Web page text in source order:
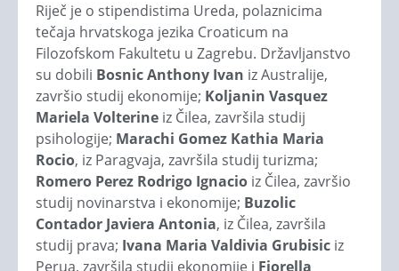
Riječ je o stipendistima Ureda, polaznicima
tečaja hrvatskoga jezika Croaticum na
Filozofskom Fakultetu u Zagrebu. Državljanstvo
su dobili Bosnic Anthony Ivan iz Australije,
završio studij ekonomije; Koljanin Vasquez
Mariela Volterine iz Čilea, završila studij
psihologije; Marachi Gomez Kathia Maria
Rocio, iz Paragvaja, završila studij turizma;
Romero Perez Rodrigo Ignacio iz Čilea, završio
studij novinarstva i ekonomije; Buzolic
Contador Javiera Antonia, iz Čilea, završila
studij prava; Ivana Maria Valdivia Grubisic iz
Perua, završila studij ekonomije i Fiorella